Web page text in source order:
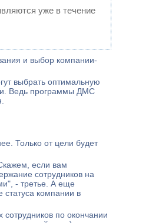
уже в течение
и выбор компании-
выбрать оптимальную
Ведь программы ДМС
Только от цели будет
если вам
сотрудников на
- третье. А еще
компании в
по окончании